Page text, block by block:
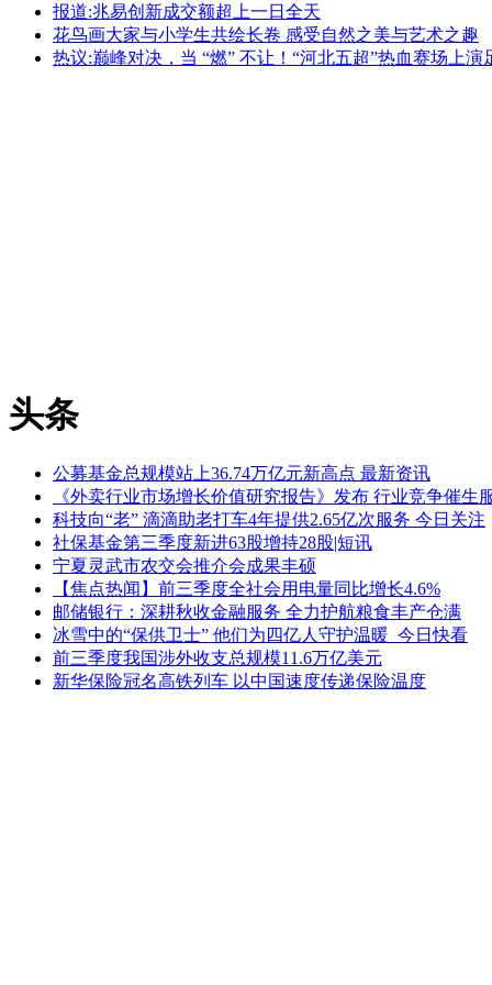
报道:兆易创新成交额超上一日全天
花鸟画大家与小学生共绘长卷 感受自然之美与艺术之趣
热议:巅峰对决，当 “燃” 不让！“河北五超”热血赛场上演
头条
公募基金总规模站上36.74万亿元新高点 最新资讯
《外卖行业市场增长价值研究报告》发布 行业竞争催生
科技向“老” 滴滴助老打车4年提供2.65亿次服务 今日关注
社保基金第三季度新进63股增持28股|短讯
宁夏灵武市农交会推介会成果丰硕
【焦点热闻】前三季度全社会用电量同比增长4.6%
邮储银行：深耕秋收金融服务 全力护航粮食丰产仓满
冰雪中的“保供卫士” 他们为四亿人守护温暖_今日快看
前三季度我国涉外收支总规模11.6万亿美元
新华保险冠名高铁列车 以中国速度传递保险温度